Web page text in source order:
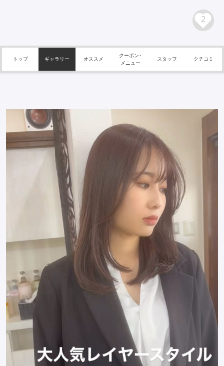
2
トップ ギャラリー オススメ
クーポン･
メニュー
スタッフ クチコミ